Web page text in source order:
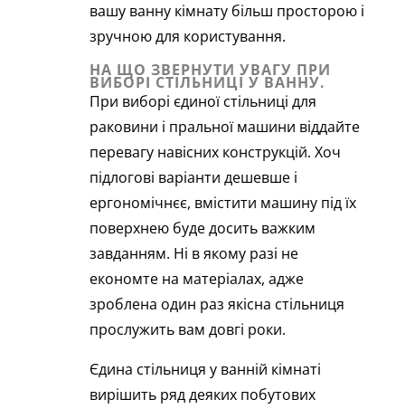
вашу ванну кімнату більш просторою і
зручною для користування.
НА ЩО ЗВЕРНУТИ УВАГУ ПРИ
ВИБОРІ СТІЛЬНИЦІ У ВАННУ.
При виборі єдиної стільниці для
раковини і пральної машини віддайте
перевагу навісних конструкцій. Хоч
підлогові варіанти дешевше і
ергономічнєє, вмістити машину під їх
поверхнею буде досить важким
завданням. Ні в якому разі не
економте на матеріалах, адже
зроблена один раз якісна стільниця
прослужить вам довгі роки.
Єдина стільниця у ванній кімнаті
вирішить ряд деяких побутових